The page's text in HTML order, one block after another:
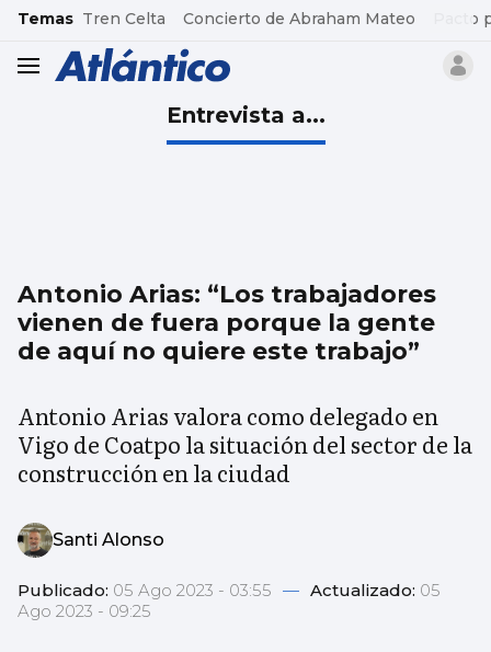
common.go-to-content
Temas Tren Celta Concierto de Abraham Mateo Pacto
header.menu.open
Entrevista a...
Antonio Arias: “Los trabajadores
vienen de fuera porque la gente
de aquí no quiere este trabajo”
Antonio Arias valora como delegado en
Vigo de Coatpo la situación del sector de la
construcción en la ciudad
Santi Alonso
Publicado: 05 Ago 2023 - 03:55 — Actualizado: 05
Ago 2023 - 09:25